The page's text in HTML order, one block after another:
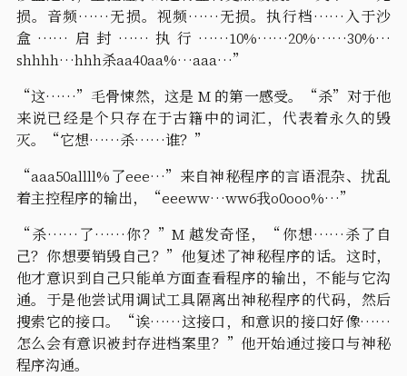
损。音频……无损。视频……无损。执行档……入于沙
盒……启封……执行……10%……20%……30%…
shhhh…hhh杀aa40aa%…aaa…”
“这……”毛骨悚然，这是 M 的第一感受。“杀”对于他
来说已经是个只存在于古籍中的词汇，代表着永久的毁
灭。“它想……杀……谁？”
“aaa50allll%了eee…”来自神秘程序的言语混杂、扰乱
着主控程序的输出，“eeeww…ww6我o0ooo%…”
“杀……了……你？”M 越发奇怪，“你想……杀了自
己？你想要销毁自己？”他复述了神秘程序的话。这时，
他才意识到自己只能单方面查看程序的输出，不能与它沟
通。于是他尝试用调试工具隔离出神秘程序的代码，然后
搜索它的接口。“诶……这接口，和意识的接口好像……
怎么会有意识被封存进档案里？”他开始通过接口与神秘
程序沟通。